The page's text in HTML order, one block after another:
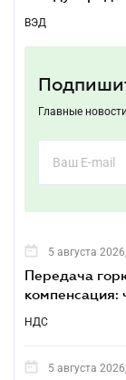
ВЭД
Главные
5 августа
Передача
компенсация:
НДС
5 августа